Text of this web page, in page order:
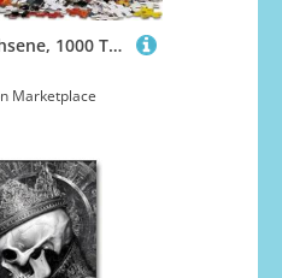
Puzzle für Erwachsene, 1000 Teile, Deutscher Schäferhund, aus Pappe, Puzzle für Erwachsene, Familienaktivitätsspiel für Teenager, anspruchsvolles Denkspiel (Größe 26x38cm)
Marketplace